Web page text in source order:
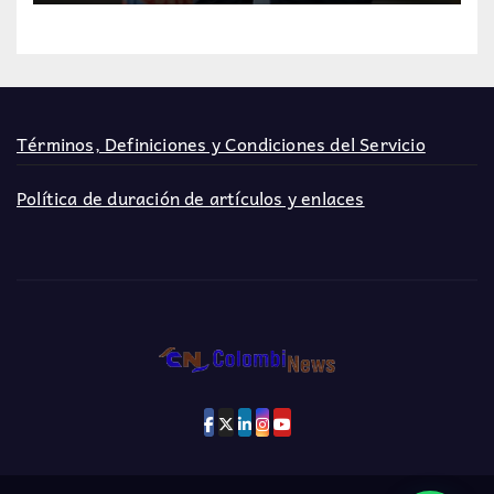
Términos, Definiciones y Condiciones del Servicio
Política de duración de artículos y enlaces